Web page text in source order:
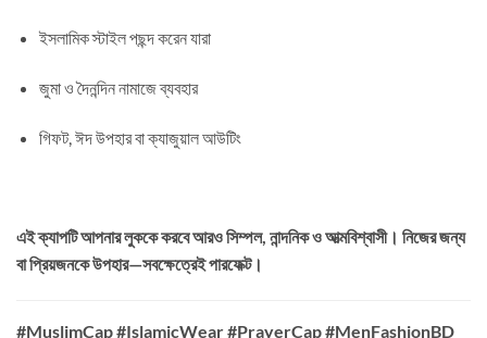
ইসলামিক স্টাইল পছন্দ করেন যারা
জুমা ও দৈনন্দিন নামাজে ব্যবহার
গিফট, ঈদ উপহার বা ক্যাজুয়াল আউটিং
এই ক্যাপটি আপনার লুককে করবে আরও সিম্পল, নান্দনিক ও আত্মবিশ্বাসী। নিজের জন্য
বা প্রিয়জনকে উপহার—সবক্ষেত্রেই পারফেক্ট।
#MuslimCap #IslamicWear #PrayerCap #MenFashionBD